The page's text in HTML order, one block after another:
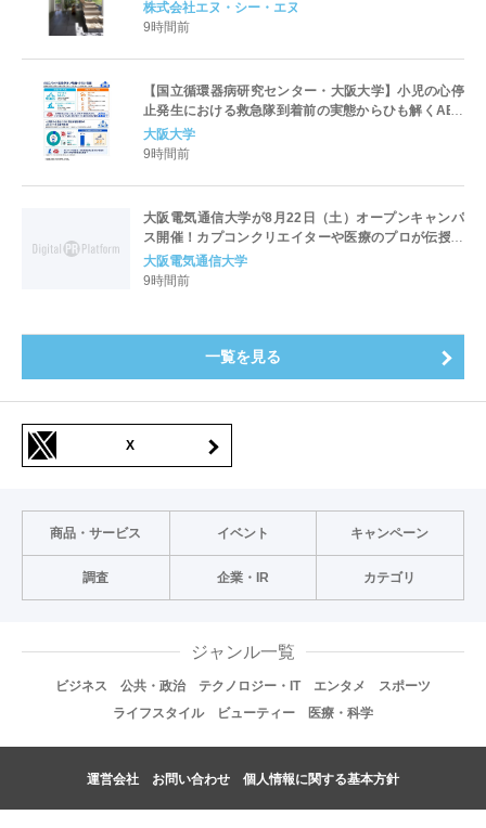
株式会社エヌ・シー・エヌ
9時間前
【国立循環器病研究センター・大阪大学】小児の心停
止発生における救急隊到着前の実態からひも解くAED
パッド装着と良好な神経学的転帰との関連性
大阪大学
9時間前
大阪電気通信大学が8月22日（土）オープンキャンパ
ス開催！カプコンクリエイターや医療のプロが伝授！
未来を拓く特別講演を実施～「万博レガシーイベン
ト」会場と本学会場をフィジカルアバターでつなぐコ
大阪電気通信大学
9時間前
一覧を見る
X
商品・サービス イベント キャンペーン
調査 企業・IR カテゴリ
ジャンル一覧
ビジネス 公共・政治 テクノロジー・IT エンタメ
スポーツ
ライフスタイル
ビューティー 医療・科学
運営会社 お問い合わせ 個人情報に関する基本方針